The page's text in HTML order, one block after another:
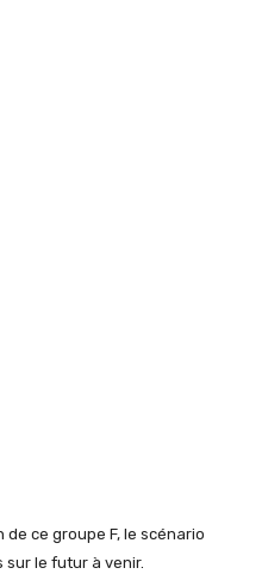
de ce groupe F, le scénario
le futur à venir.